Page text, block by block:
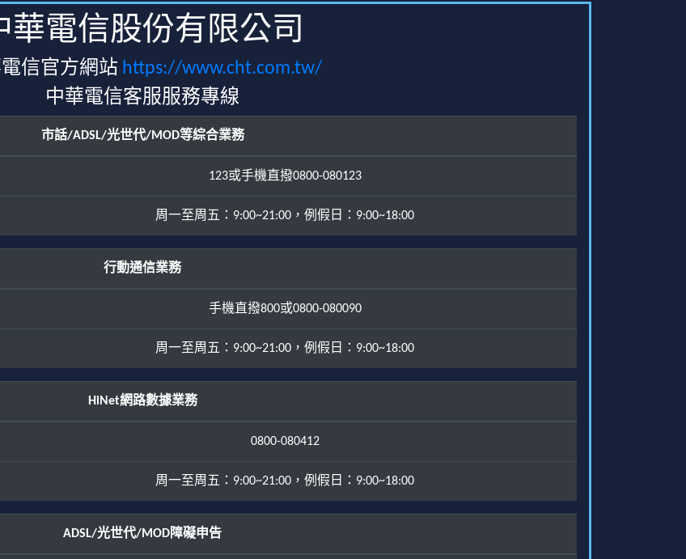
華電信股份有限公司
信官方網站 https://www.cht.com.tw/
中華電信客服服務專線
市話/ADSL/光世代/MOD等綜合業務
123或手機直撥0800-080123
周一至周五：9:00~21:00，例假日：9:00~18:00
行動通信業務
手機直撥800或0800-080090
周一至周五：9:00~21:00，例假日：9:00~18:00
HiNet網路數據業務
0800-080412
周一至周五：9:00~21:00，例假日：9:00~18:00
ADSL/光世代/MOD障礙申告